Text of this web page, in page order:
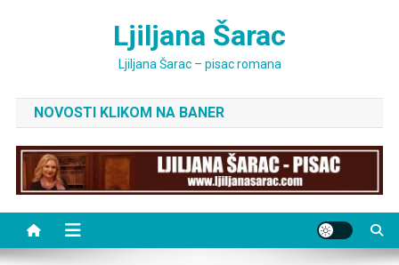
Ljiljana Šarac
Ljiljana Šarac – pisac romana
NOVOSTI KLIKOM NA BANER